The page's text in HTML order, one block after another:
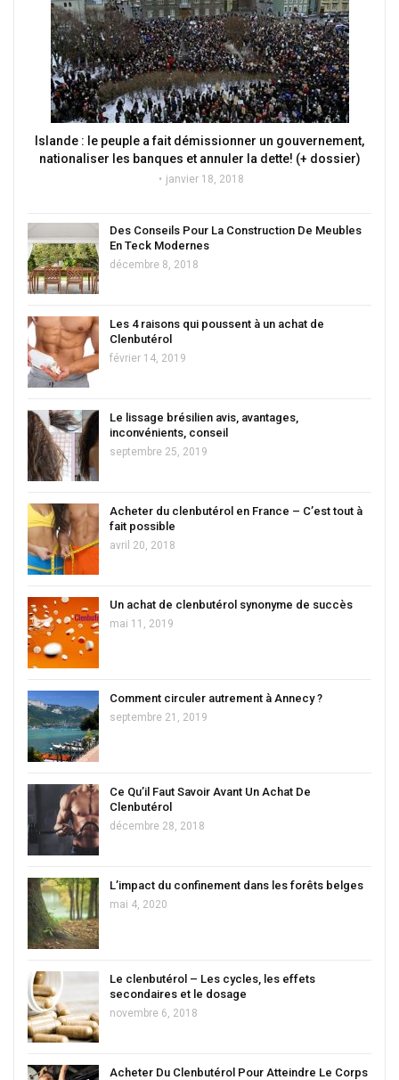
Islande : le peuple a fait démissionner un gouvernement,
nationaliser les banques et annuler la dette! (+ dossier)
janvier 18, 2018
Des Conseils Pour La Construction De Meubles
En Teck Modernes
décembre 8, 2018
Les 4 raisons qui poussent à un achat de
Clenbutérol
février 14, 2019
Le lissage brésilien avis, avantages,
inconvénients, conseil
septembre 25, 2019
Acheter du clenbutérol en France – C’est tout à
fait possible
avril 20, 2018
Un achat de clenbutérol synonyme de succès
mai 11, 2019
Comment circuler autrement à Annecy ?
septembre 21, 2019
Ce Qu’il Faut Savoir Avant Un Achat De
Clenbutérol
décembre 28, 2018
L’impact du confinement dans les forêts belges
mai 4, 2020
Le clenbutérol – Les cycles, les effets
secondaires et le dosage
novembre 6, 2018
Acheter Du Clenbutérol Pour Atteindre Le Corps